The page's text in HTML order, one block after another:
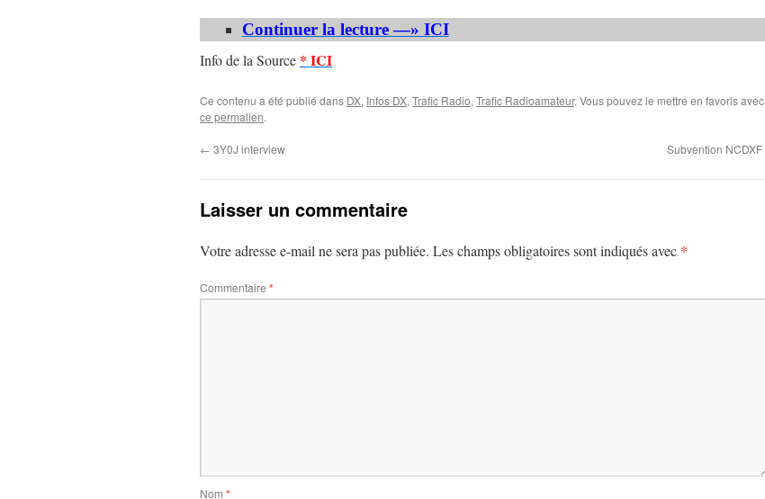
Continuer la lecture —» ICI
Info de la Source * ICI
Ce contenu a été publié dans DX, Infos DX, Trafic Radio, Trafic Radioamateur. Vous pouvez le mettre en favoris avec
ce permalien.
← 3Y0J interview Subvention NCDXF
Laisser un commentaire
Votre adresse e-mail ne sera pas publiée. Les champs obligatoires sont indiqués avec *
Commentaire *
Nom *